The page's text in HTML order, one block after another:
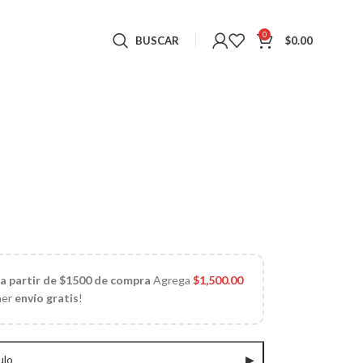
BUSCAR 0 $0.00
partir de $1500 de compra Agrega$1,500.00
envío gratis!
▶